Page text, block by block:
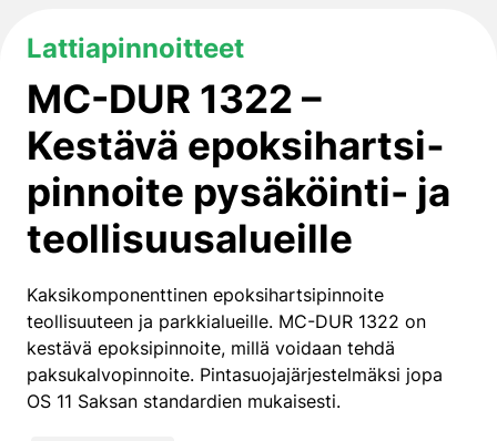
Lattiapinnoitteet
MC-DUR 1322 –
Kestävä epoksihartsi­
pinnoite pysäköinti- ja
teollisuusalueille
Kaksikomponenttinen epoksihartsipinnoite
teollisuuteen ja parkkialueille. MC-DUR 1322 on
kestävä epoksipinnoite, millä voidaan tehdä
paksukalvopinnoite. Pintasuojajärjestelmäksi jopa
OS 11 Saksan standardien mukaisesti.